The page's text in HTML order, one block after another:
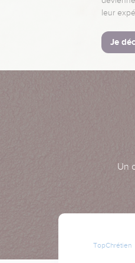
leur
Je
Un
TopChrétien